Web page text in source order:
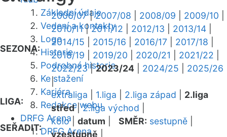
Základní údaje
Vedení a kontakty
Logo
Historie
Podrobná historie
Ke stažení
Kariéra
Redakce webu
DRFG Arena
DRFG Arena
SEZONA:
2006/07|2007/08 2008/09 2009/10
2010/11|2011/12 2012/13 2013/14
2014/15
2015/16 2016/17 2017/18
2018/19
2019/20 2020/21 2021/22
2022/23|2023/24 2024/25
2025/26
|
LIGA:
extraliga 1.liga 2.liga západ
2.liga
střed|2.liga východ
SEŘADIT:
kolo| datum SMĚR: sestupně
vzestupně